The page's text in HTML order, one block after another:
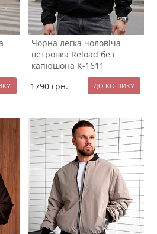
Чорна легка чоловіча
ветровка Reload без
капюшона К-1611
1790 грн.